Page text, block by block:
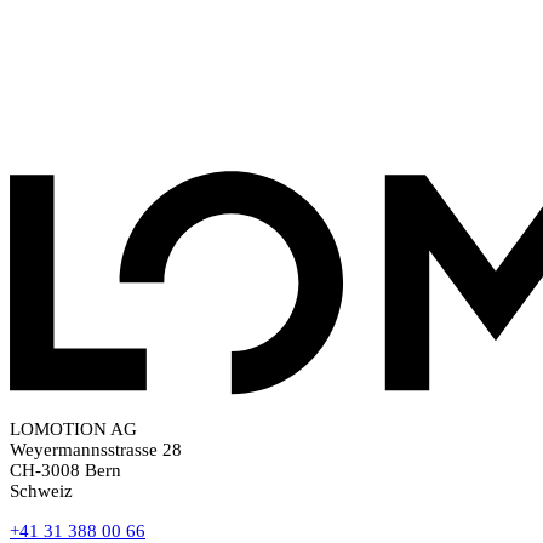
LOMOTION AG
Weyermannsstrasse 28
CH-3008 Bern
Schweiz
+41 31 388 00 66